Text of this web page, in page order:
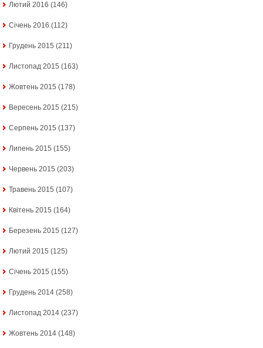
Лютий 2016 (146)
Січень 2016 (112)
Грудень 2015 (211)
Листопад 2015 (163)
Жовтень 2015 (178)
Вересень 2015 (215)
Серпень 2015 (137)
Липень 2015 (155)
Червень 2015 (203)
Травень 2015 (107)
Квітень 2015 (164)
Березень 2015 (127)
Лютий 2015 (125)
Січень 2015 (155)
Грудень 2014 (258)
Листопад 2014 (237)
Жовтень 2014 (148)